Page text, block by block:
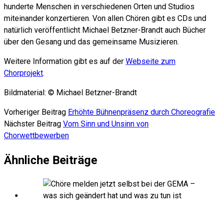
hunderte Menschen in verschiedenen Orten und Studios
miteinander konzertieren. Von allen Chören gibt es CDs und
natürlich veröffentlicht Michael Betzner-Brandt auch Bücher
über den Gesang und das gemeinsame Musizieren.
Weitere Information gibt es auf der Webseite zum
Chorprojekt.
Bildmaterial: © Michael Betzner-Brandt
Vorheriger Beitrag Erhöhte Bühnenpräsenz durch Choreografie
Nächster Beitrag Vom Sinn und Unsinn von
Chorwettbewerben
Ähnliche Beiträge